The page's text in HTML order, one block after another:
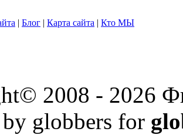
| Блог | Карта сайта | Кто МЫ
2008 - 2026
globbers for